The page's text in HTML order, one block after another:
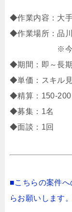
◆作業内容：大
◆作業場所：品川
※今後、日
◆期間：即～長期
◆単価：スキル
◆精算：150-200
◆募集：1名
◆面談：1回
■こちらの案件
らお願いします